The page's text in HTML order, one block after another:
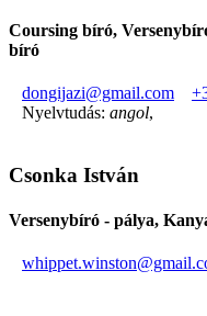
Coursing bíró,
bíró
dongijazi@gmail.com
Nyelvtudás: angol,
Csonka István
Versenybíró - pálya,